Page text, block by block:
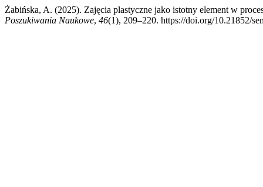
Żabińska, A. (2025). Zajęcia plastyczne jako istotny element w
Poszukiwania Naukowe, 46(1), 209–220. https://doi.org/10.21852/